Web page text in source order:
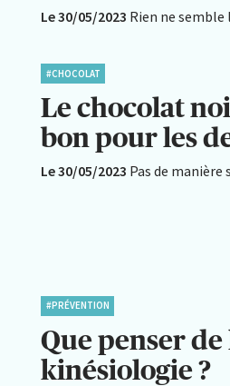
Le 30/05/2023 Rien ne semble
#CHOCOLAT
Le chocolat
bon pour les
Le 30/05/2023 Pas de
#PRÉVENTION
Que penser de
kinésiologie ?